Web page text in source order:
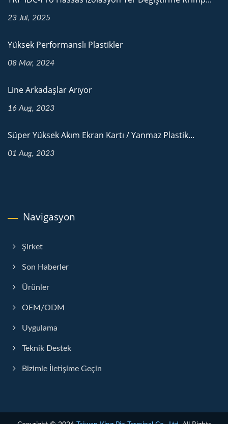
23 Jul, 2025
Yüksek Performanslı Plastikler
08 Mar, 2024
Line Arkadaşlar Arıyor
16 Aug, 2023
Süper Yüksek Akım Ekran Kartı / Yanmaz Plastik...
01 Aug, 2023
Navigasyon
Şirket
Son Haberler
Ürünler
OEM/ODM
Uygulama
Teknik Destek
Bizimle İletişime Geçin